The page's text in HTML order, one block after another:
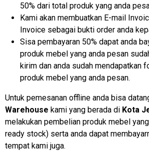
50% dari total produk yang anda
Kami akan membuatkan E-mail
Invoice sebagai bukti order anda
Sisa pembayaran 50% dapat anda
produk mebel yang anda pesan
kirim dan anda sudah mendapatkan
produk mebel yang anda pesan.
Untuk pemesanan offline anda bisa
Warehouse kami yang berada di Kota
melakukan pembelian produk mebel
ready stock) serta anda dapat
tempat kami juga.